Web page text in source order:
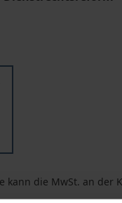
kann die MwSt. an der